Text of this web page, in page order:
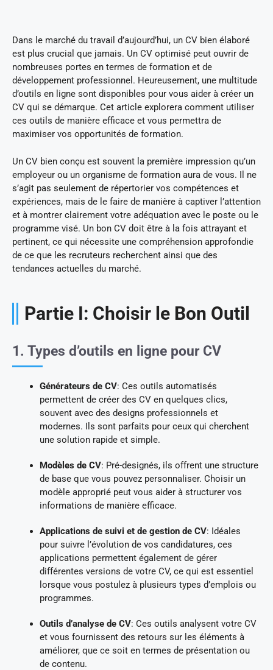
Dans le marché du travail d’aujourd’hui, un CV bien élaboré
est plus crucial que jamais. Un CV optimisé peut ouvrir de
nombreuses portes en termes de formation et de
développement professionnel. Heureusement, une multitude
d’outils en ligne sont disponibles pour vous aider à créer un
CV qui se démarque. Cet article explorera comment utiliser
ces outils de manière efficace et vous permettra de
maximiser vos opportunités de formation.
Un CV bien conçu est souvent la première impression qu’un
employeur ou un organisme de formation aura de vous. Il ne
s’agit pas seulement de répertorier vos compétences et
expériences, mais de le faire de manière à captiver l’attention
et à montrer clairement votre adéquation avec le poste ou le
programme visé. Un bon CV doit être à la fois attrayant et
pertinent, ce qui nécessite une compréhension approfondie
de ce que les recruteurs recherchent ainsi que des
tendances actuelles du marché.
Partie I: Choisir le Bon Outil
1. Types d’outils en ligne pour CV
Générateurs de CV: Ces outils automatisés
permettent de créer des CV en quelques clics,
souvent avec des designs professionnels et
modernes. Ils sont parfaits pour ceux qui cherchent
une solution rapide et simple.
Modèles de CV: Pré-designés, ils offrent une structure
de base que vous pouvez personnaliser. Choisir un
modèle approprié peut vous aider à structurer vos
informations de manière efficace.
Applications de suivi et de gestion de CV: Idéales
pour suivre l’évolution de vos candidatures, ces
applications permettent également de gérer
différentes versions de votre CV, ce qui est essentiel
lorsque vous postulez à plusieurs types d’emplois ou
programmes.
Outils d’analyse de CV: Ces outils analysent votre CV
et vous fournissent des retours sur les éléments à
améliorer, que ce soit en termes de présentation ou
de contenu.